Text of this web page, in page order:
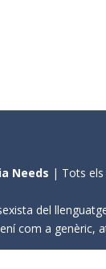
Needs | Tots els
del
com a genèric,